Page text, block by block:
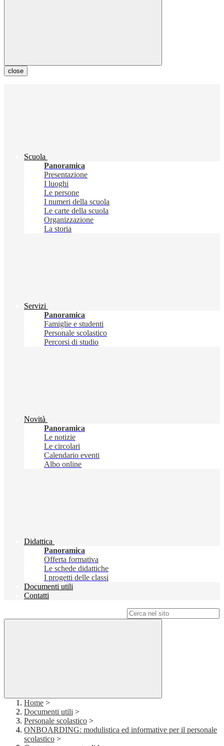
close
Scuola
Panoramica
Presentazione
I luoghi
Le persone
I numeri della scuola
Le carte della scuola
Organizzazione
La storia
Servizi
Panoramica
Famiglie e studenti
Personale scolastico
Percorsi di studio
Novità
Panoramica
Le notizie
Le circolari
Calendario eventi
Albo online
Didattica
Panoramica
Offerta formativa
Le schede didattiche
I progetti delle classi
Documenti utili
Contatti
Home >
Documenti utili >
Personale scolastico >
ONBOARDING: modulistica ed informative per il personale
scolastico >